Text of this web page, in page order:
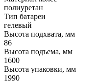
полиуретан
Тип батареи
гелевый
Высота подхвата, мм
86
Высота подъема, мм
1600
Высота упаковки, мм
1990